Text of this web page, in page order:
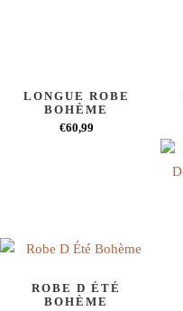
LONGUE ROBE
BOHÈME
€60,99
ROBE D ÉTÉ
BOHÈME